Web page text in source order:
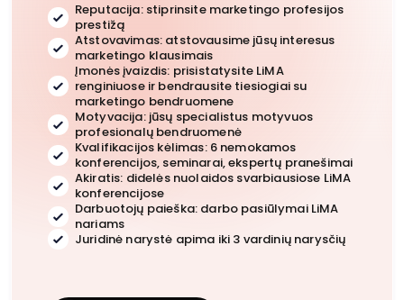
Reputacija: stiprinsite marketingo profesijos
prestižą
Atstovavimas: atstovausime jūsų interesus
marketingo klausimais
Įmonės įvaizdis: prisistatysite LiMA
renginiuose ir bendrausite tiesiogiai su
marketingo bendruomene
Motyvacija: jūsų specialistus motyvuos
profesionalų bendruomenė
Kvalifikacijos kėlimas: 6 nemokamos
konferencijos, seminarai, ekspertų pranešimai
Akiratis: didelės nuolaidos svarbiausiose LiMA
konferencijose
Darbuotojų paieška: darbo pasiūlymai LiMA
nariams
Juridinė narystė apima iki 3 vardinių narysčių